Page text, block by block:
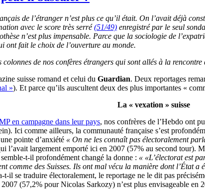
de l’étranger n’est plus ce qu’il était. On l’avait déjà
avec le score très serré(51/49) enregistré par le seul
n’est plus impensable. Parce que la sociologie de
ont fait le choix de l’ouverture au monde.
colonnes de nos confères étrangers qui sont allés à la
suisse romand et celui du Guardian. Deux reportages
»). Et parce qu’ils auscultent deux des plus importantes «
La « vexation » suisse
en campagne dans leur pays, nos confrères de l’Hebdo ont
Ici comme ailleurs, la communauté française s’est
pointe d’anxiété « On ne les connaît pas électoralement
l’avait largement emporté ici en 2007 (57% au second
t-il profondément changé la donne : « «L’électorat est
comme des Suisses. Ils ont mal vécu la manière dont l’État
t-il se traduire électoralement, le reportage ne le dit pas
(57,2% pour Nicolas Sarkozy) n’est plus envisageable en